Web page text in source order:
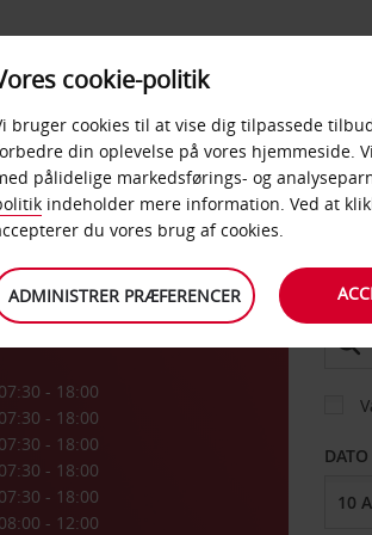
PRODUKTER &
KONTORER
07:30 - 18:00
07:30 - 18:00
07:30 - 18:00
07:30 - 18:00
07:30 - 18:00
08:00 - 12:00
cookie-politik
bruger cookies til at vise dig tilpassede
din oplevelse på vores hjemmeside.
pålidelige markedsførings- og
indeholder mere information. Ved at
du vores brug af cookies.
ADMINISTRER PRÆFERENCER